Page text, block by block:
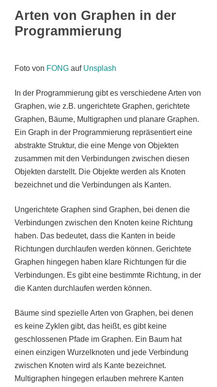
Arten von Graphen in der
Programmierung
Foto von FONG auf Unsplash
In der Programmierung gibt es verschiedene Arten von
Graphen, wie z.B. ungerichtete Graphen, gerichtete
Graphen, Bäume, Multigraphen und planare Graphen.
Ein Graph in der Programmierung repräsentiert eine
abstrakte Struktur, die eine Menge von Objekten
zusammen mit den Verbindungen zwischen diesen
Objekten darstellt. Die Objekte werden als Knoten
bezeichnet und die Verbindungen als Kanten.
Ungerichtete Graphen sind Graphen, bei denen die
Verbindungen zwischen den Knoten keine Richtung
haben. Das bedeutet, dass die Kanten in beide
Richtungen durchlaufen werden können. Gerichtete
Graphen hingegen haben klare Richtungen für die
Verbindungen. Es gibt eine bestimmte Richtung, in der
die Kanten durchlaufen werden können.
Bäume sind spezielle Arten von Graphen, bei denen
es keine Zyklen gibt, das heißt, es gibt keine
geschlossenen Pfade im Graphen. Ein Baum hat
einen einzigen Wurzelknoten und jede Verbindung
zwischen Knoten wird als Kante bezeichnet.
Multigraphen hingegen erlauben mehrere Kanten